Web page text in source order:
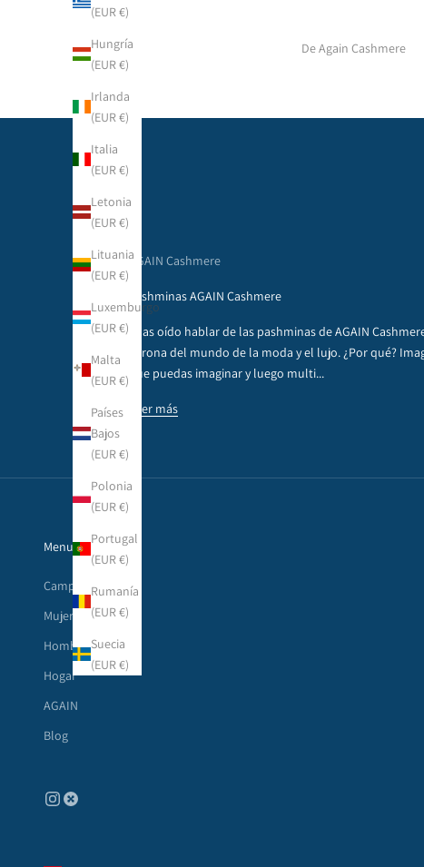
(EUR €)
Hungría
(EUR €)
Irlanda
(EUR €)
Italia
(EUR €)
Letonia
(EUR €)
Lituania
(EUR €)
Luxemburgo
(EUR €)
Malta
(EUR €)
Países
Bajos
(EUR €)
Polonia
(EUR €)
Portugal
(EUR €)
Rumanía
(EUR €)
Suecia
(EUR €)
De Again Cashmere
AGAIN Cashmere
Pashminas AGAIN Cashmere
¿Has oído hablar de las pashminas de AGAIN
corona del mundo de la moda y el lujo. ¿Por qué?
que puedas imaginar y luego multi...
Leer más
Menu principal
Campañas
Mujer
Hombre
Hogar
AGAIN
Blog